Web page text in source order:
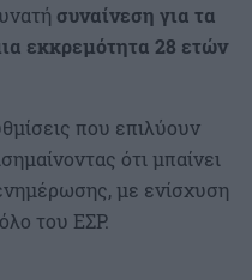
συναίνεση για τα
εκκρεμότητα 28 ετών
που επιλύουν
ότι μπαίνει
με ενίσχυση
του ΕΣΡ.